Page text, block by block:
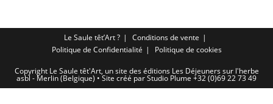
Le Saule têt’Art ?
Conditions de vente
Politique de Confidentialité
Politique de cookies
Copyright Le Saule têt'Art, un site des éditions Les Déjeuners sur l'herbe
asbl - Merlin (Belgique) • Site créé par Studio Plume +32 (0)69 22 73 49